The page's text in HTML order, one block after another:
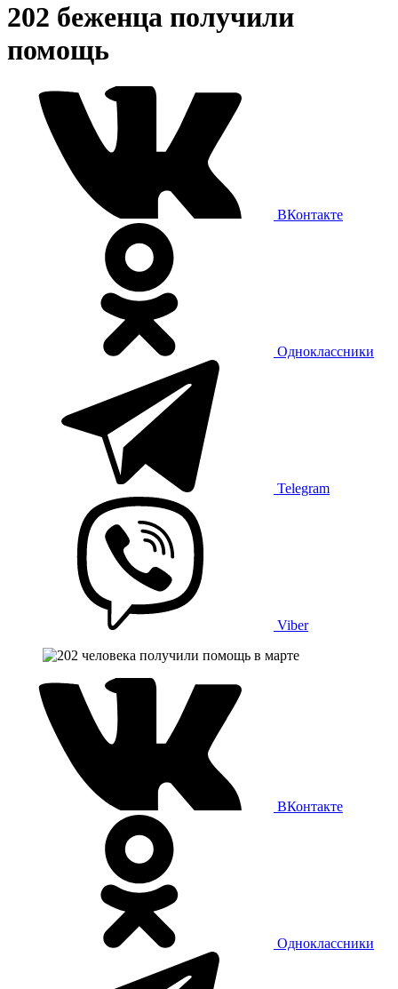
202 беженца получили
помощь
ВКонтакте
Одноклассники
Telegram
Viber
ВКонтакте
Одноклассники